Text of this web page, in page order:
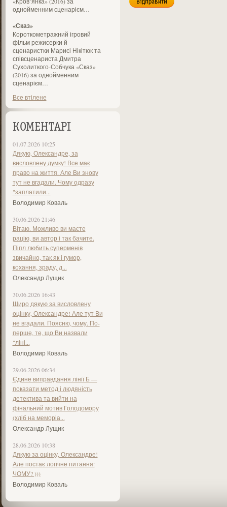
однойменним сценарієм…
«Сказ»
Короткометражний ігровий
фільм режисерки й
сценаристки Марисі Нікітюк та
співсценариста Дмитра
Сухолиткого-Собчука «Сказ»
(2016) за однойменним
сценарієм…
Все втілене
КОМЕНТАРІ
01.07.2026 10:25
Дякую, Олександре, за
висловлену думку! Все має
право на життя. Але Ви знову
тут не вгадали. Чому одразу
"заплатили...
Володимир Коваль
30.06.2026 21:46
Вітаю. Можливо ви маєте
рацію, ви автор і так бачите.
Піпл любить суперменів
звичайно, так як і гумор,
кохання, зраду, д...
Олександр Лущик
30.06.2026 16:43
Щиро дякую за висловлену
оцінку, Олександре! Але тут Ви
не вгадали. Поясню, чому. По-
перше, те, що Ви назвали
"ліні...
Володимир Коваль
29.06.2026 06:34
Єдине виправдання лінії Б —
показати метод і людяність
детектива та вийти на
фінальний мотив Голодомору
(хліб на меморіа...
Олександр Лущик
28.06.2026 10:38
Дякую за оцінку, Олександре!
Але постає логічне питання:
ЧОМУ? )))
Володимир Коваль